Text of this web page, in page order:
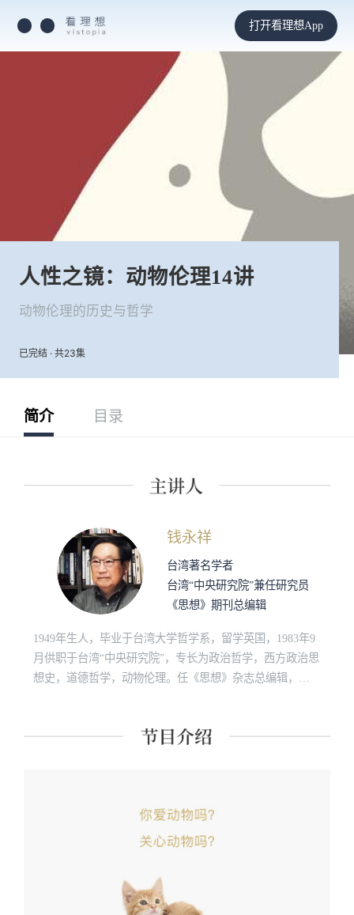
打开看理想App
人性之镜：动物伦理14讲
动物伦理的历史与哲学
已完结 · 共23集
简介 目录
钱永祥
台湾著名学者
台湾“中央研究院”兼任研究员
《思想》期刊总编辑
1949年生人，毕业于台湾大学哲学系，留学英国，1983年9
月供职于台湾“中央研究院”，专长为政治哲学，西方政治思
想史，道德哲学，动物伦理。任《思想》杂志总编辑，